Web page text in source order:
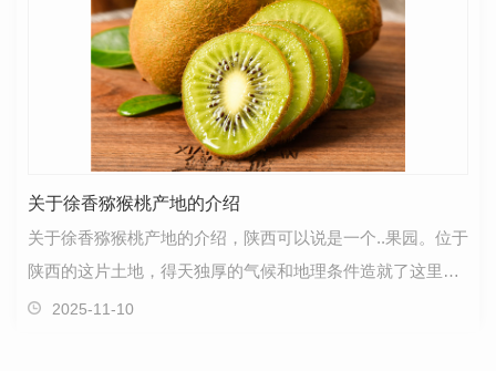
关于徐香猕猴桃产地的介绍
关于徐香猕猴桃产地的介绍，陕西可以说是一个..果园。位于
陕西的这片土地，得天独厚的气候和地理条件造就了这里独
特的果实。陕西的徐香猕猴桃源自当地肥沃的土壤和…
2025-11-10